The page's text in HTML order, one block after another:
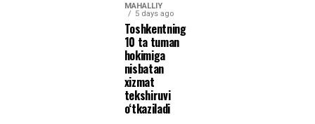
MAHALLIY
5 days ago
Toshkentning
10 ta tuman
hokimiga
nisbatan
xizmat
tekshiruvi
o‘tkaziladi